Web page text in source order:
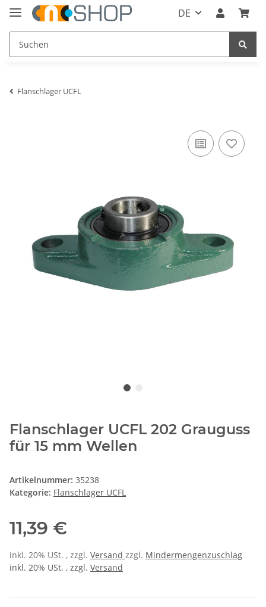
DE
Flanschlager UCFL
Flanschlager UCFL 202 Grauguss
für 15 mm Wellen
Artikelnummer: 35238
Kategorie: Flanschlager UCFL
11,39 €
inkl. 20% USt. , zzgl. Versand zzgl. Mindermengenzuschlag
inkl. 20% USt. , zzgl. Versand